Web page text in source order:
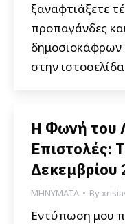
ξαναφτιάξετε
προπαγάνδες
δημοσιοκάφρων
στην
Η Φωνή του
Επιστολές:
Δεκεμβρίου
ΜΗΝΥΜΑΤΑ By
Εντύπωση μου